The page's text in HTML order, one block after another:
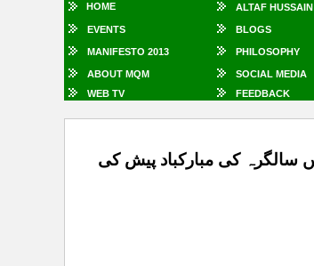
HOME ALTAF HUSSAIN
EVENTS BLOGS
MANIFESTO 2013 PHILOSOPHY
ABOUT MQM SOCIAL MEDIA
WEB TV
FEEDBACK